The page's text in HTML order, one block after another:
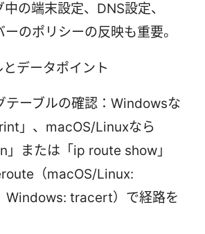
の端末設定、DNS設定、
のポリシーの反映も重要。
データポイント
テーブルの確認：Windowsな
」、macOS/Linuxなら
」または「ip route show」
（macOS/Linux:
tracert）で経路を